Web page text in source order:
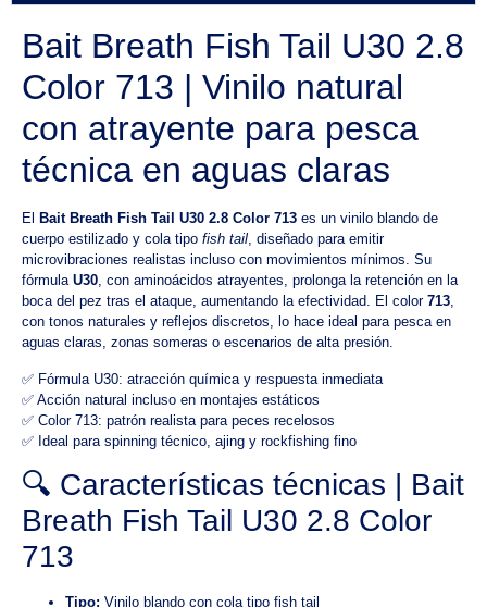
Bait Breath Fish Tail U30 2.8
Color 713 | Vinilo natural
con atrayente para pesca
técnica en aguas claras
El Bait Breath Fish Tail U30 2.8 Color 713 es un vinilo blando de
cuerpo estilizado y cola tipo fish tail, diseñado para emitir
microvibraciones realistas incluso con movimientos mínimos. Su
fórmula U30, con aminoácidos atrayentes, prolonga la retención en la
boca del pez tras el ataque, aumentando la efectividad. El color 713,
con tonos naturales y reflejos discretos, lo hace ideal para pesca en
aguas claras, zonas someras o escenarios de alta presión.
✅ Fórmula U30: atracción química y respuesta inmediata
✅ Acción natural incluso en montajes estáticos
✅ Color 713: patrón realista para peces recelosos
✅ Ideal para spinning técnico, ajing y rockfishing fino
🔍 Características técnicas | Bait
Breath Fish Tail U30 2.8 Color
713
Tipo: Vinilo blando con cola tipo fish tail